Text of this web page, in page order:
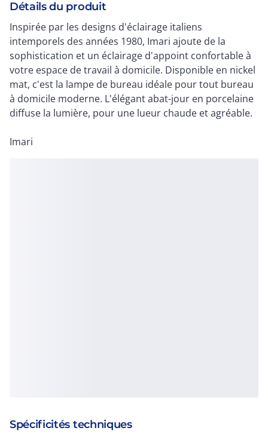
Détails du produit
Inspirée par les designs d'éclairage italiens
intemporels des années 1980, Imari ajoute de la
sophistication et un éclairage d'appoint confortable à
votre espace de travail à domicile. Disponible en nickel
mat, c'est la lampe de bureau idéale pour tout bureau
à domicile moderne. L'élégant abat-jour en porcelaine
diffuse la lumière, pour une lueur chaude et agréable.
Imari
Spécificités techniques